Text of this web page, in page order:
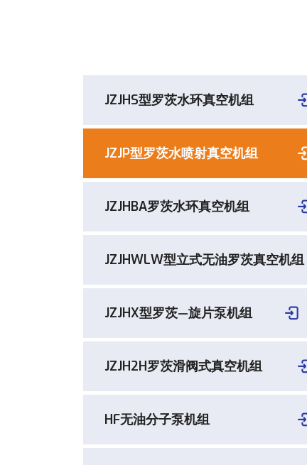
JZJHS型罗茨水环真空机组
JZJP型罗茨水喷射真空机组
JZJHBA罗茨水环真空机组
JZJHWLW型立式无油罗茨真空机组
JZJHX型罗茨—旋片泵机组
JZJH2H罗茨滑阀式真空机组
HF无油分子泵机组